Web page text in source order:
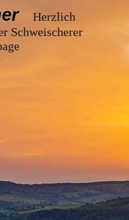
Herzlich
Schweischerer